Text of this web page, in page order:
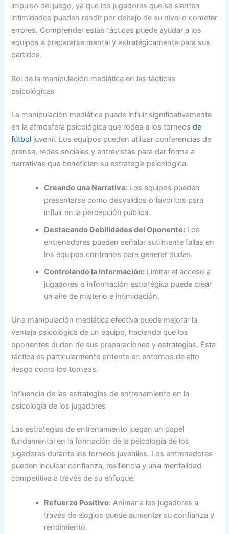
impulso del juego, ya que los jugadores que se sienten
intimidados pueden rendir por debajo de su nivel o cometer
errores. Comprender estas tácticas puede ayudar a los
equipos a prepararse mental y estratégicamente para sus
partidos.
Rol de la manipulación mediática en las tácticas
psicológicas
La manipulación mediática puede influir significativamente
en la atmósfera psicológica que rodea a los torneosde
fútbol juvenil. Los equipos pueden utilizar conferencias de
prensa, redes sociales y entrevistas para dar forma a
narrativas que beneficien su estrategia psicológica.
Creando una Narrativa: Los equipos pueden
presentarse como desvalidos o favoritos para
influir en la percepción pública.
Destacando Debilidades del Oponente: Los
entrenadores pueden señalar sutilmente fallas en
los equipos contrarios para generar dudas.
Controlando la Información: Limitar el acceso a
jugadores o información estratégica puede crear
un aire de misterio e intimidación.
Una manipulación mediática efectiva puede mejorar la
ventaja psicológica de un equipo, haciendo que los
oponentes duden de sus preparaciones y estrategias. Esta
táctica es particularmente potente en entornos de alto
riesgo como los torneos.
Influencia de las estrategias de entrenamiento en la
psicología de los jugadores
Las estrategias de entrenamiento juegan un papel
fundamental en la formación de la psicología de los
jugadores durante los torneos juveniles. Los entrenadores
pueden inculcar confianza, resiliencia y una mentalidad
competitiva a través de su enfoque.
Refuerzo Positivo: Animar a los jugadores a
través de elogios puede aumentar su confianza y
rendimiento.